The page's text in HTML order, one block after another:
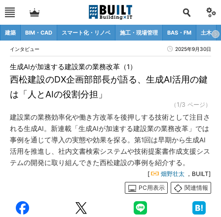
建築 BIM・CAD スマート化・リノベ 施工・現場管理 BAS・FM 土木
インタビュー 2025年9月30日
西松建設のDX企画部部長が語る、生成AI活用の鍵
は「人とAIの役割分担」
生成AIが加速する建設業の業務改革（1）
（1/3 ページ）
建設業の業務効率化や働き方改革を後押しする技術として注目さ
れる生成AI。新連載「生成AIが加速する建設業の業務改革」では
事例を通じて導入の実態や効果を探る。第1回は早期から生成AI
活用を推進し、社内文書検索システムや技術提案書作成支援シス
テムの開発に取り組んできた西松建設の事例を紹介する。
[ 畑野壮太 ，BUILT]
PC用表示
関連情報